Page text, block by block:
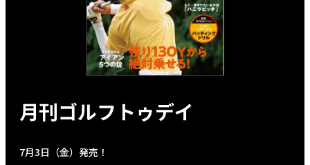
月刊ゴルフトゥデイ
7月3日（金）発売！